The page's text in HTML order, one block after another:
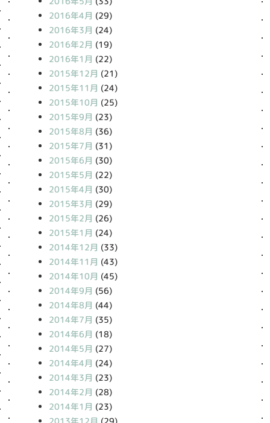
2016年4月 (29)
2016年3月 (24)
2016年2月 (19)
2016年1月 (22)
2015年12月 (21)
2015年11月 (24)
2015年10月 (25)
2015年9月 (23)
2015年8月 (36)
2015年7月 (31)
2015年6月 (30)
2015年5月 (22)
2015年4月 (30)
2015年3月 (29)
2015年2月 (26)
2015年1月 (24)
2014年12月 (33)
2014年11月 (43)
2014年10月 (45)
2014年9月 (56)
2014年8月 (44)
2014年7月 (35)
2014年6月 (18)
2014年5月 (27)
2014年4月 (24)
2014年3月 (23)
2014年2月 (28)
2014年1月 (23)